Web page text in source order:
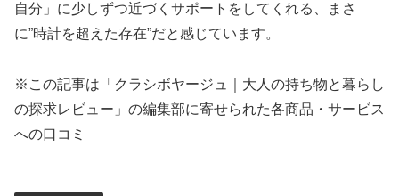
自分」に少しずつ近づくサポートをしてくれる、まさ
に”時計を超えた存在”だと感じています。
※この記事は「クラシボヤージュ｜大人の持ち物と暮らし
の探求レビュー」の編集部に寄せられた各商品・サービス
への口コミ